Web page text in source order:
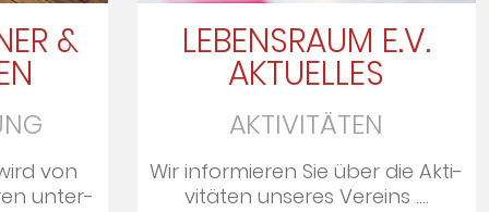
&
von
un­ter­
LEBENSRAUM E.V.
AKTUELLES
AKTIVITÄTEN
Wir informieren Sie über die Ak­ti­
vi­tä­ten un­se­res Ver­eins ....